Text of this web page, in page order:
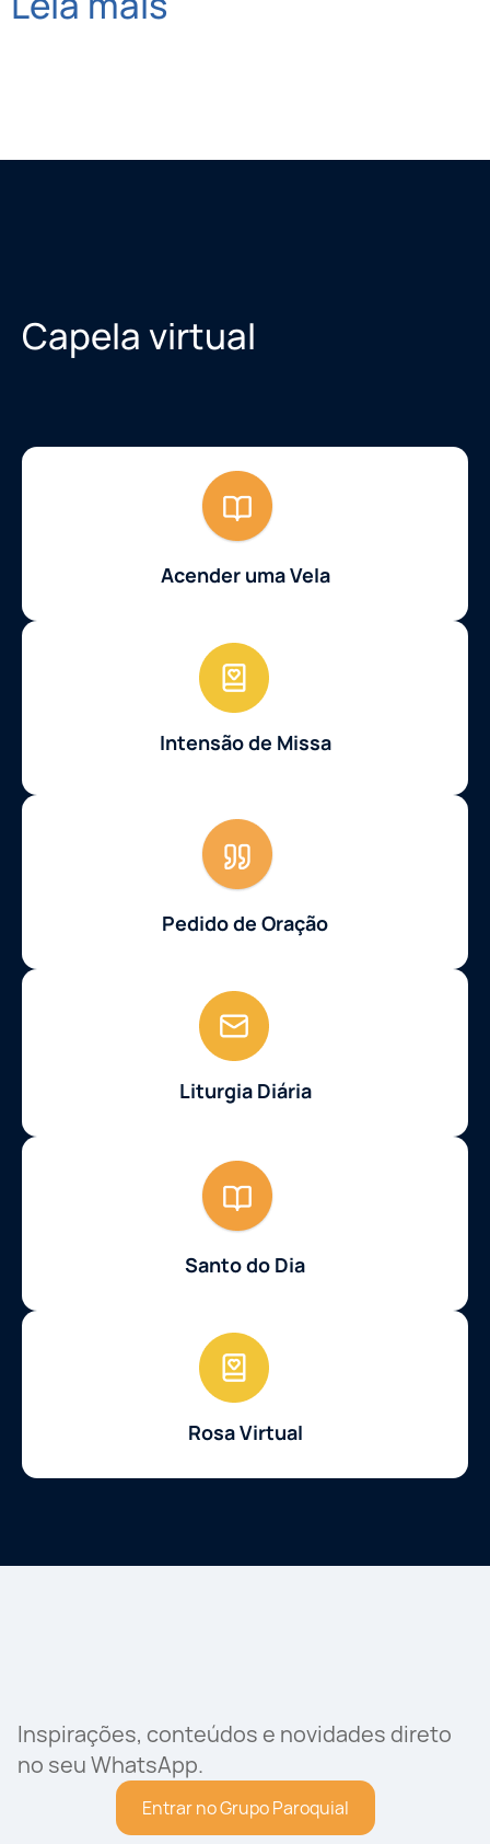
Capela virtual
Acender uma Vela
Intensão de Missa
Pedido de Oração
Liturgia Diária
Santo do Dia
Rosa Virtual
Inspirações, conteúdos e novidades direto
no seu WhatsApp.
Entrar no Grupo Paroquial